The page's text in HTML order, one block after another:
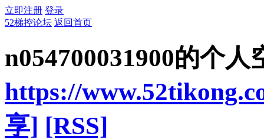
立即注册 登录
52梯控论坛 返回首页
n054700031900的个人
https://
享] [RSS]